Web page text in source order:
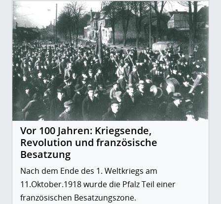
Vor 100 Jahren: Kriegsende,
Revolution und französische
Besatzung
Nach dem Ende des 1. Weltkriegs am
11.Oktober.1918 wurde die Pfalz Teil einer
französischen Besatzungszone.